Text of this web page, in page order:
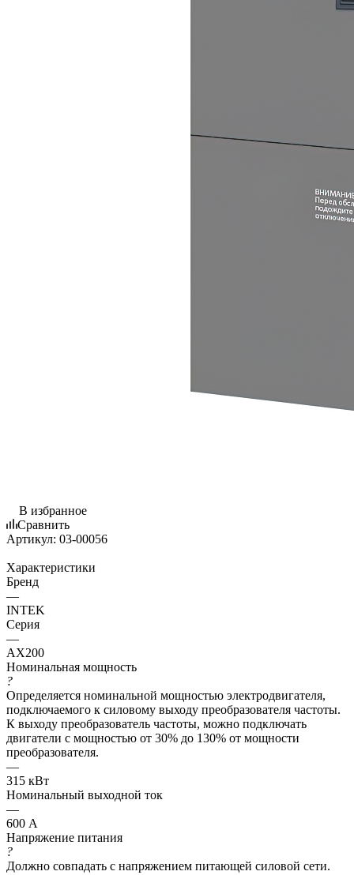
В избранное
Сравнить
Артикул: 03-00056
Характеристики
Бренд
—
INTEK
Серия
—
AX200
Номинальная мощность
?
Определяется номинальной мощностью электродвигателя,
подключаемого к силовому выходу преобразователя частоты.
К выходу преобразователь частоты, можно подключать
двигатели с мощностью от 30% до 130% от мощности
преобразователя.
—
315 кВт
Номинальный выходной ток
—
600 А
Напряжение питания
?
Должно совпадать с напряжением питающей силовой сети.